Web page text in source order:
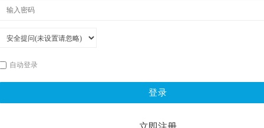
自动登录
登录